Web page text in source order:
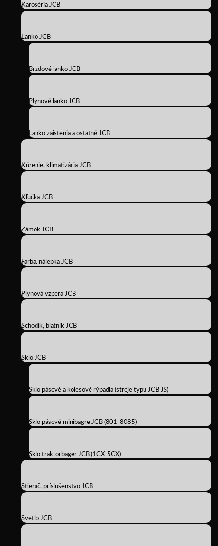
Karoséria JCB
Lanko JCB
Brzdové lanko JCB
Plynové lanko JCB
Lanko zaistenia a ostatné JCB
Kúrenie, klimatizácia JCB
Kľučka JCB
Zámok JCB
Farba, nálepka JCB
Plynová vzpera JCB
Schodík, blatník JCB
Sklo JCB
Sklo pásové a kolesové rýpadla (stroje typu JCB JS)
Sklo pásové minibagre JCB (801-8085)
Sklo traktorbager JCB (1CX-5CX)
Stierač, príslušenstvo JCB
Svetlo JCB